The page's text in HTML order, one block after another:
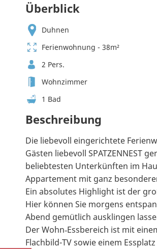
Überblick
Duhnen
Ferienwohnung - 38m²
2 Pers.
Wohnzimmer
1 Bad
Beschreibung
Die liebevoll eingerichtete
Gästen liebevoll SPATZENNEST
beliebtesten Unterkünften im
Appartement mit ganz
Ein absolutes Highlight ist der
Hier können Sie morgens
Abend gemütlich ausklingen
Der Wohn‑Essbereich ist mit
Flachbild-TV sowie einem